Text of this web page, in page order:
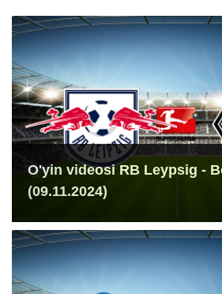
O'yin videosi RB Leypsig -
(09.11.2024)